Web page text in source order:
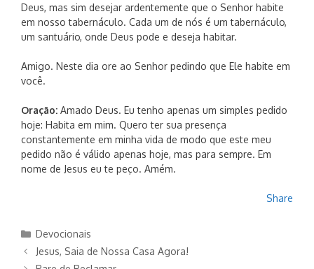
Deus, mas sim desejar ardentemente que o Senhor habite
em nosso tabernáculo. Cada um de nós é um tabernáculo,
um santuário, onde Deus pode e deseja habitar.
Amigo. Neste dia ore ao Senhor pedindo que Ele habite em
você.
Oração: Amado Deus. Eu tenho apenas um simples pedido
hoje: Habita em mim. Quero ter sua presença
constantemente em minha vida de modo que este meu
pedido não é válido apenas hoje, mas para sempre. Em
nome de Jesus eu te peço. Amém.
Share
Categorias
Devocionais
Jesus, Saia de Nossa Casa Agora!